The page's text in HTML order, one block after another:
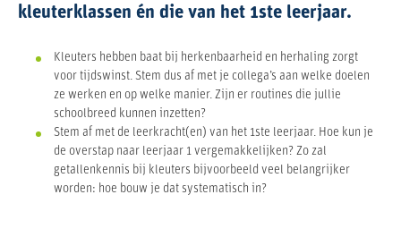
kleuterklassen én die van het 1ste leerjaar.
Kleuters hebben baat bij herkenbaarheid en herhaling zorgt
voor tijdswinst. Stem dus af met je collega’s aan welke doelen
ze werken en op welke manier. Zijn er routines die jullie
schoolbreed kunnen inzetten?
Stem af met de leerkracht(en) van het 1ste leerjaar. Hoe kun je
de overstap naar leerjaar 1 vergemakkelijken? Zo zal
getallenkennis bij kleuters bijvoorbeeld veel belangrijker
worden: hoe bouw je dat systematisch in?